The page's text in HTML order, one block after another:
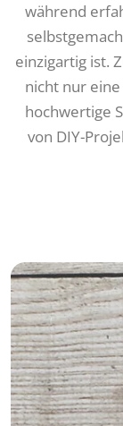
während
einzigartig ist.
nicht nur
hochwertige
von DIY-